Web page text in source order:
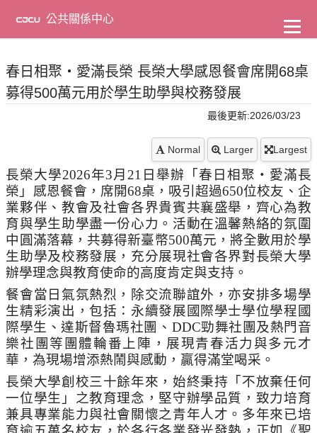
主
公共關係中心
春日相聚・愛滿長榮 長榮大學感恩餐會席開68桌
募得500萬元用於學生助學與校務發展
最後更新:2026/03/23
Normal Larger Largest
長榮大學2026年3月 21 日舉辦「春日相聚・愛滿長
榮」感恩餐會，席開68桌，吸引超過650位校友、企
業夥伴、教會及社會各界貴賓共襄盛舉，齊心為教
育與學生助學盡一份心力。活動在溫馨熱絡的氛圍
中圓滿落幕，共募得新臺幣500萬元，將全數用於學
生助學及校務發展，充分展現社會各界對長榮大學
辦學理念與教育使命的高度肯定與支持。
餐會當日氣氛熱烈，除交流聯誼外，亦安排多場學
生精彩演出，包括：永續發展國際學士學位學程國
際學生、達斯督魯瑪社團、 DDC勁舞社團及熱門音
樂社團等團體輪番上陣，展現青春活力與多元才
華，為現場增添熱鬧與感動，贏得滿堂喝采。
長榮大學創校三十餘年來，始終秉持「不放棄任何
一位學生」之教育理念，堅守辦學品質，致力培育
兼具專業能力與社會關懷之青年人才。多年來已培